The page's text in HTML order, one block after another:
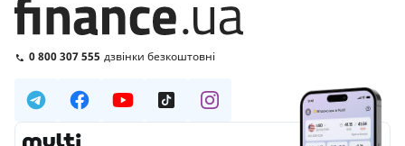
0 800 307 555 дзвінки безкоштовні